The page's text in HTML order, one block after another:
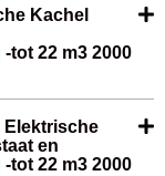
Kachel
tot 22 m3 2000
Elektrische
en
tot 22 m3 2000